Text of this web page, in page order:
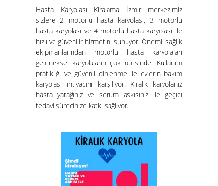
Hasta Karyolası Muğla
Hasta Karyolası Kiralama İzmir merkezimiz
sizlere 2 motorlu hasta karyolası, 3 motorlu
hasta karyolası ve 4 motorlu hasta karyolası ile
hızlı ve güvenilir hizmetini sunuyor. Önemli sağlık
ekipmanlarından motorlu hasta karyolaları
geleneksel karyolaların çok ötesinde. Kullanım
pratikliği ve güvenli dinlenme ile evlerin bakım
karyolası ihtiyacını karşılıyor. Kiralık karyolanız
hasta yatağınız ve serum askısınız ile geçici
tedavi sürecinize katkı sağlıyor.